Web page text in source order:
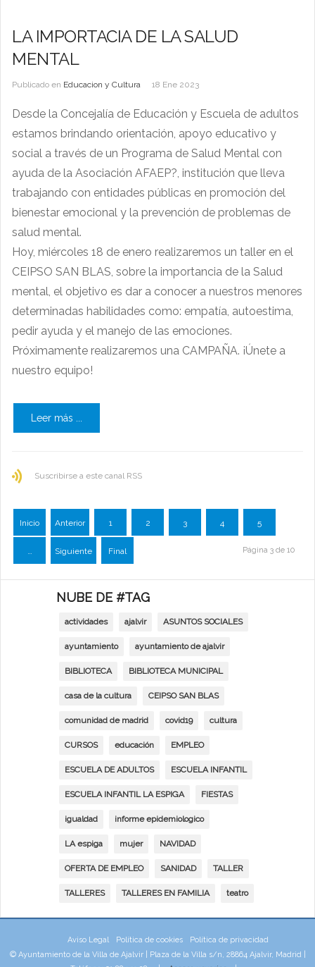
LA IMPORTACIA DE LA SALUD
MENTAL
Publicado en Educacion y Cultura 18 Ene 2023
Desde la Concejalía de Educación y Escuela de adultos
estamos brindando orientación, apoyo educativo y
social a través de un Programa de Salud Mental con
ayuda de la Asociación AFAEP?, institución que lleva
trabajando con entidades públicas en promoción del
bienestar emocional y la prevención de problemas de
salud mental.
Hoy, miércoles 18 de enero realizaremos un taller en el
CEIPSO SAN BLAS, sobre la importancia de la Salud
mental, el objetivo es dar a conocer a nuestros menores
determinadas habilidades como: empatía, autoestima,
pedir ayuda y el manejo de las emociones.
Próximamente realizaremos una CAMPAÑA. ¡Únete a
nuestro equipo!
Leer más ...
Suscribirse a este canal RSS
Inicio Anterior 1 2 3 4 5
… Siguiente Final Página 3 de 10
NUBE DE #TAG
actividades ajalvir ASUNTOS SOCIALES
ayuntamiento ayuntamiento de ajalvir
BIBLIOTECA BIBLIOTECA MUNICIPAL
casa de la cultura CEIPSO SAN BLAS
comunidad de madrid covid19 cultura
CURSOS educación EMPLEO
ESCUELA DE ADULTOS ESCUELA INFANTIL
ESCUELA INFANTIL LA ESPIGA FIESTAS
igualdad informe epidemiologico
LA espiga mujer NAVIDAD
OFERTA DE EMPLEO SANIDAD TALLER
TALLERES TALLERES EN FAMILIA teatro
Aviso Legal Política de cookies
Política de privacidad
© Ayuntamiento de la Villa de Ajalvir | Plaza de la Villa s/n, 28864 Ajalvir, Madrid |